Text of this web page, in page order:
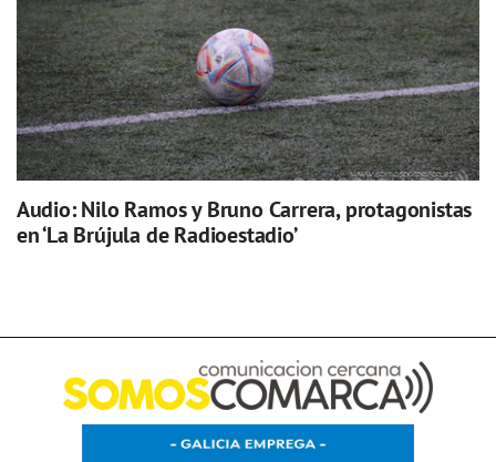
Audio: Nilo Ramos y Bruno Carrera, protagonistas
en ‘La Brújula de Radioestadio’